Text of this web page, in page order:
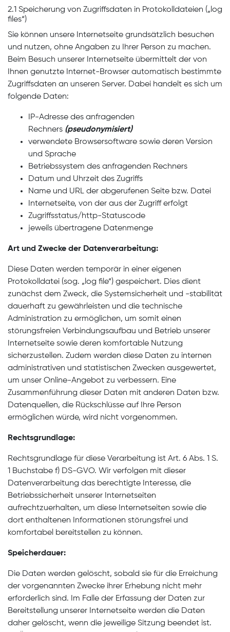
2.1 Speicherung von Zugriffsdaten in Protokolldateien („log
files“)
Sie können unsere Internetseite grundsätzlich besuchen
und nutzen, ohne Angaben zu Ihrer Person zu machen.
Beim Besuch unserer Internetseite übermittelt der von
Ihnen genutzte Internet-Browser automatisch bestimmte
Zugriffsdaten an unseren Server. Dabei handelt es sich um
folgende Daten:
IP-Adresse des anfragenden
Rechners (pseudonymisiert)
verwendete Browsersoftware sowie deren Version
und Sprache
Betriebssystem des anfragenden Rechners
Datum und Uhrzeit des Zugriffs
Name und URL der abgerufenen Seite bzw. Datei
Internetseite, von der aus der Zugriff erfolgt
Zugriffsstatus/http-Statuscode
jeweils übertragene Datenmenge
Art und Zwecke der Datenverarbeitung:
Diese Daten werden temporär in einer eigenen
Protokolldatei (sog. „log file“) gespeichert. Dies dient
zunächst dem Zweck, die Systemsicherheit und -stabilität
dauerhaft zu gewährleisten und die technische
Administration zu ermöglichen, um somit einen
störungsfreien Verbindungsaufbau und Betrieb unserer
Internetseite sowie deren komfortable Nutzung
sicherzustellen. Zudem werden diese Daten zu internen
administrativen und statistischen Zwecken ausgewertet,
um unser Online-Angebot zu verbessern. Eine
Zusammenführung dieser Daten mit anderen Daten bzw.
Datenquellen, die Rückschlüsse auf Ihre Person
ermöglichen würde, wird nicht vorgenommen.
Rechtsgrundlage:
Rechtsgrundlage für diese Verarbeitung ist Art. 6 Abs. 1 S.
1 Buchstabe f) DS-GVO. Wir verfolgen mit dieser
Datenverarbeitung das berechtigte Interesse, die
Betriebssicherheit unserer Internetseiten
aufrechtzuerhalten, um diese Internetseiten sowie die
dort enthaltenen Informationen störungsfrei und
komfortabel bereitstellen zu können.
Speicherdauer:
Die Daten werden gelöscht, sobald sie für die Erreichung
der vorgenannten Zwecke ihrer Erhebung nicht mehr
erforderlich sind. Im Falle der Erfassung der Daten zur
Bereitstellung unserer Internetseite werden die Daten
daher gelöscht, wenn die jeweilige Sitzung beendet ist.